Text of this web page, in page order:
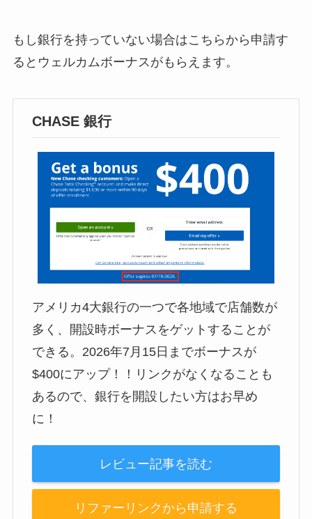
もし銀行を持っていない場合はこちらから申請す
るとウェルカムボーナスがもらえます。
CHASE 銀行
アメリカ4大銀行の一つで各地域で店舗数が
多く、開設時ボーナスをゲットすることが
できる。2026年7月15日までボーナスが
$400にアップ！！リンクがなくなることも
あるので、銀行を開設したい方はお早め
に！
レビュー記事を読む
リファーリンクから申請する